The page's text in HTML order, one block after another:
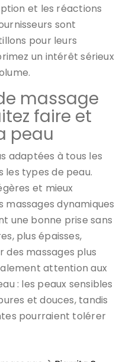
et les réactions
sont
pour leurs
un intérêt sérieux
massage
faire et
peau
adaptées à tous les
les types de peau.
et mieux
massages dynamiques
une bonne prise sans
plus épaisses,
massages plus
attention aux
: les peaux sensibles
et douces, tandis
pourraient tolérer